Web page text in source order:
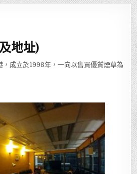
地址)
成立於1998年，一向以售買優質煙草為